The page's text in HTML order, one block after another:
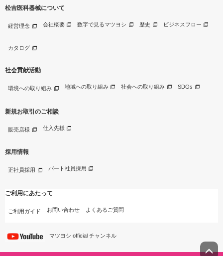
松吉医科器械について
経営理念 会社概要 数字で見るマツヨシ 歴史 ビジネスフロー
カタログ
社会貢献活動
環境への取り組み 地域への取り組み 社会への取り組み SDGs
新規お取引のご相談
販売店様 仕入先様
採用情報
正社員採用 パート社員採用
ご利用にあたって
ご利用ガイド お問い合わせ よくあるご質問
マツヨシ official チャンネル